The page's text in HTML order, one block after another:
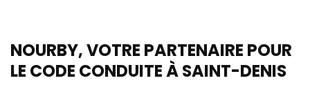
NOURBY, VOTRE PARTENAIRE POUR
LE CODE CONDUITE À SAINT-DENIS